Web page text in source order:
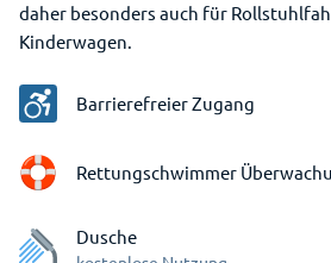
daher besonders auch für
Kinderwagen.
Barrierefreier Zugang
Rettungschwimmer
Dusche